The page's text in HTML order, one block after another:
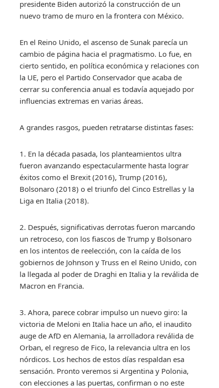
presidente Biden autorizó la construcción de un
nuevo tramo de muro en la frontera con México.
En el Reino Unido, el ascenso de Sunak parecía un
cambio de página hacia el pragmatismo. Lo fue, en
cierto sentido, en política económica y relaciones con
la UE, pero el Partido Conservador que acaba de
cerrar su conferencia anual es todavía aquejado por
influencias extremas en varias áreas.
A grandes rasgos, pueden retratarse distintas fases:
1. En la década pasada, los planteamientos ultra
fueron avanzando espectacularmente hasta lograr
éxitos como el Brexit (2016), Trump (2016),
Bolsonaro (2018) o el triunfo del Cinco Estrellas y la
Liga en Italia (2018).
2. Después, significativas derrotas fueron marcando
un retroceso, con los fiascos de Trump y Bolsonaro
en los intentos de reelección, con la caída de los
gobiernos de Johnson y Truss en el Reino Unido, con
la llegada al poder de Draghi en Italia y la reválida de
Macron en Francia.
3. Ahora, parece cobrar impulso un nuevo giro: la
victoria de Meloni en Italia hace un año, el inaudito
auge de AfD en Alemania, la arrolladora reválida de
Orban, el regreso de Fico, la relevancia ultra en los
nórdicos. Los hechos de estos días respaldan esa
sensación. Pronto veremos si Argentina y Polonia,
con elecciones a las puertas, confirman o no este